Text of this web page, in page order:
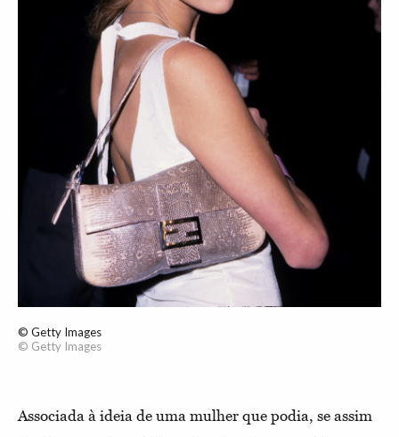
© Getty Images
© Getty Images
Associada à ideia de uma mulher que podia, se assim